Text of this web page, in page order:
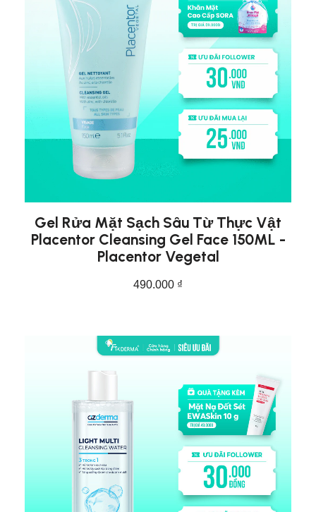
Gel Rửa Mặt Sạch Sâu Từ Thực Vật
Placentor Cleansing Gel Face 150ML -
Placentor Vegetal
490.000 ₫